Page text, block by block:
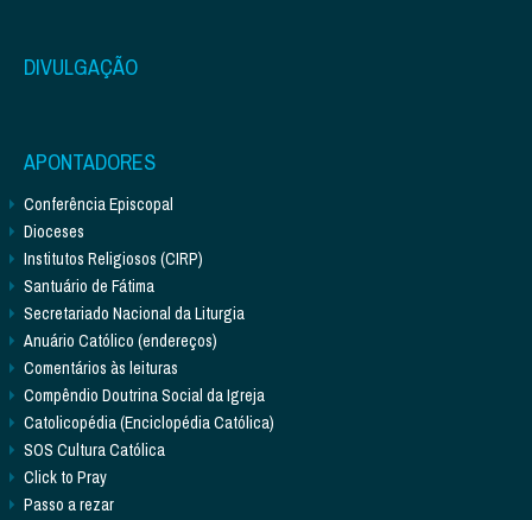
DIVULGAÇÃO
APONTADORES
Conferência Episcopal
Dioceses
Institutos Religiosos (CIRP)
Santuário de Fátima
Secretariado Nacional da Liturgia
Anuário Católico (endereços)
Comentários às leituras
Compêndio Doutrina Social da Igreja
Catolicopédia (Enciclopédia Católica)
SOS Cultura Católica
Click to Pray
Passo a rezar